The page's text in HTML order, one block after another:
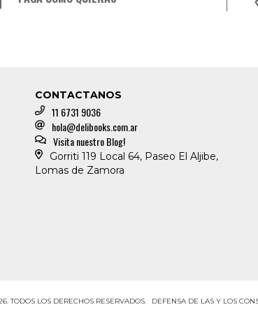
CONTACTANOS
11 6731 9036
hola@delibooks.com.ar
Visita nuestro Blog!
Gorriti 119 Local 64, Paseo El Aljibe,
Lomas de Zamora
TODOS LOS DERECHOS RESERVADOS. DEFENSA DE LAS Y LOS